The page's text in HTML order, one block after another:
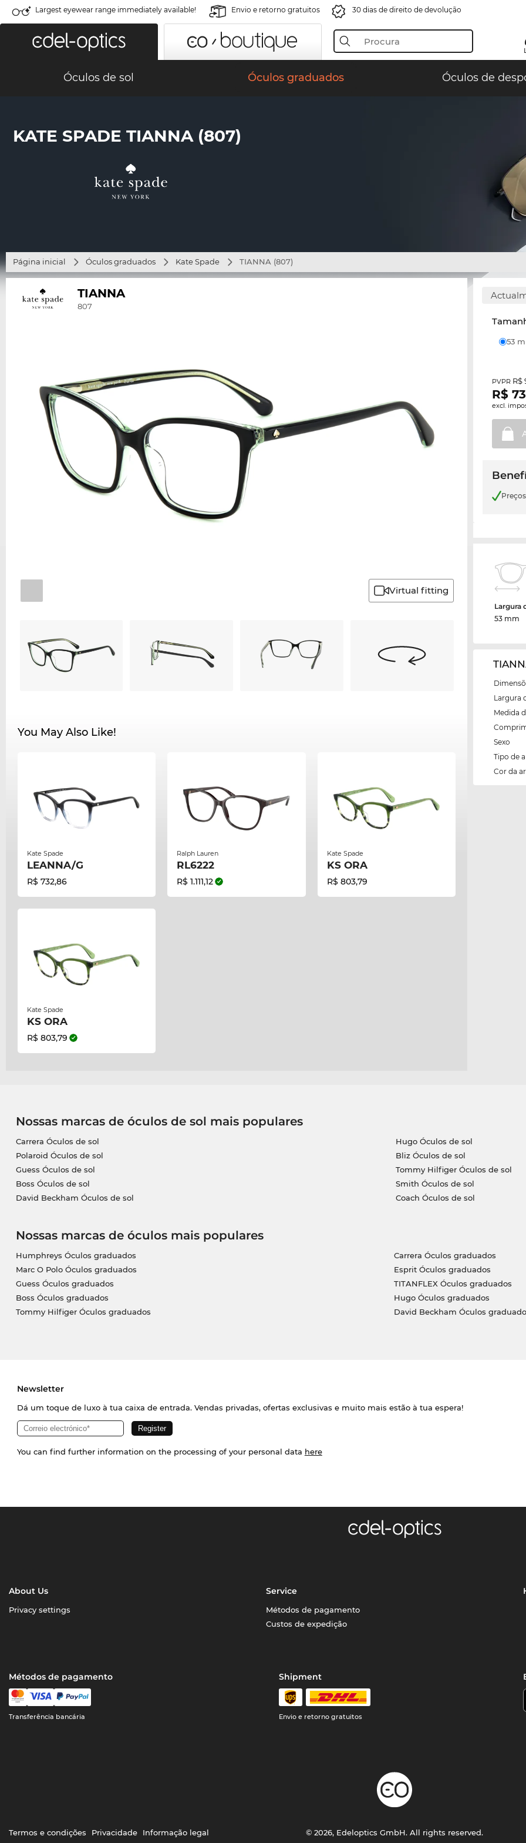
Largest eyewear range immediately available! Envio e retorno gratuitos 30 dias de direito de devolução
Óculos de sol Óculos graduados Óculos de
KATE SPADE TIANNA (807)
Página inicial Óculos graduados Kate Spade TIANNA (807)
TIANNA
807
Virtual fitting
You May Also Like!
Kate Spade
LEANNA/G
R$ 732,86
Ralph Lauren
RL6222
R$ 1.111,12
Kate Spade
KS ORA
R$ 803,79
Kate Spade
KS ORA
R$ 803,79
53
PVPR R$
R$
excl.
Largura
53 mm
Largura
Medida
Sexo
Tipo de
Cor da
Nossas marcas de óculos de sol mais populares
Carrera Óculos de sol
Polaroid Óculos de sol
Guess Óculos de sol
Boss Óculos de sol
David Beckham Óculos de sol
Hugo Óculos de sol
Bliz Óculos de sol
Tommy Hilfiger Óculos de sol
Smith Óculos de sol
Coach Óculos de sol
Nossas marcas de óculos mais populares
Humphreys Óculos graduados
Marc O Polo Óculos graduados
Guess Óculos graduados
Boss Óculos graduados
Tommy Hilfiger Óculos graduados
Carrera Óculos graduados
Esprit Óculos graduados
TITANFLEX Óculos graduados
Hugo Óculos graduados
David Beckham Óculos
Newsletter
Dá um toque de luxo à tua caixa de entrada. Vendas privadas, ofertas exclusivas e muito mais estão à tua espera!
You can find further information on the processing of your personal data here
About Us
Privacy settings
Service
Métodos de pagamento
Custos de expedição
Métodos de pagamento
Transferência bancária
Shipment
Envio e retorno gratuitos
Termos e condições Privacidade Informação legal © 2026, Edeloptics GmbH. All rights reserved.